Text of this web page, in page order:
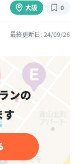
大阪 0
最終更新日: 24/09/26